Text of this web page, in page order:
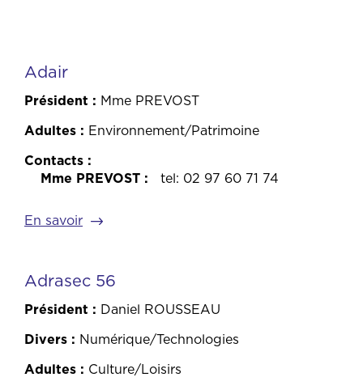
Adair
Président
Mme PREVOST
Adultes
Environnement/Patrimoine
Contacts
Mme PREVOST
tel: 02 97 60 71 74
En savoir
Adrasec 56
Président
Daniel ROUSSEAU
Divers
Numérique/Technologies
Adultes
Culture/Loisirs